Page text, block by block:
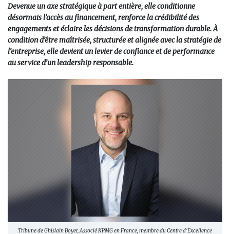
Devenue un axe stratégique à part entière, elle conditionne
désormais l’accès au financement, renforce la crédibilité des
engagements et éclaire les décisions de transformation durable. À
condition d’être maîtrisée, structurée et alignée avec la stratégie de
l’entreprise, elle devient un levier de confiance et de performance
au service d’un leadership responsable.​
Tribune de Ghislain Boyer, Associé KPMG en France, membre du Centre d’Excellence